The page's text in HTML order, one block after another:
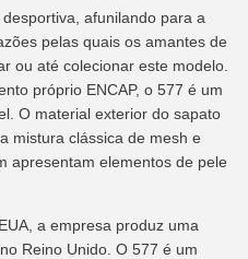
afunilando para a
pelas quais os amantes de
ou até colecionar este modelo.
próprio ENCAP, o 577 é um
O material exterior do sapato
mistura clássica de mesh e
apresentam elementos de pele
a empresa produz uma
Reino Unido. O 577 é um